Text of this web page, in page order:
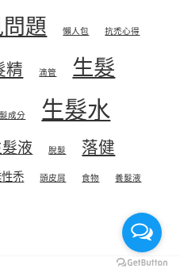
題 懶人包 抗禿心得
精 滴管 生髮
成分 生髮水
液 脫髮 落健
禿 頭皮屑 食物 養髮液